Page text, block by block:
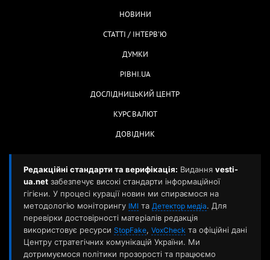
НОВИНИ
СТАТТІ / ІНТЕРВ'Ю
ДУМКИ
РІВНІ.UA
ДОСЛІДНИЦЬКИЙ ЦЕНТР
КУРС ВАЛЮТ
ДОВІДНИК
Редакційні стандарти та верифікація: Видання vesti-
ua.net забезпечує високі стандарти інформаційної
гігієни. У процесі курації новин ми спираємося на
методологію моніторингу ІМІ та Детектор медіа. Для
перевірки достовірності матеріалів редакція
використовує ресурси StopFake, VoxCheck та офіційні дані
Центру стратегічних комунікацій України. Ми
дотримуємося політики прозорості та працюємо